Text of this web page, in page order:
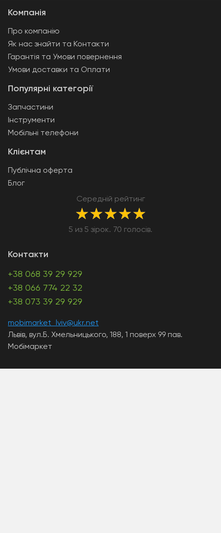
Контакти
+38 068 39 29 929
+38 066 774 22 32
+38 073 39 29 929
mobimarket_lviv@ukr.net
Львів, вул.Б. Хмельницького, 188, 1 поверх 99 пав.
Мобімаркет
Клієнтам
Публічна оферта
Блог
Середній рейтинг
★★★★★
5 из 5 зірок. 70 голосів.
Популярні категорії
Запчастини
Інструменти
Мобільні телефони
Компанія
Про компанію
Як нас знайти та Контакти
Гарантія та Умови повернення
Умови доставки та Оплати